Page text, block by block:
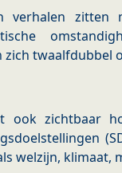
verhalen zitten
twaalfdubbel
ook zichtbaar
welzijn, klimaat,